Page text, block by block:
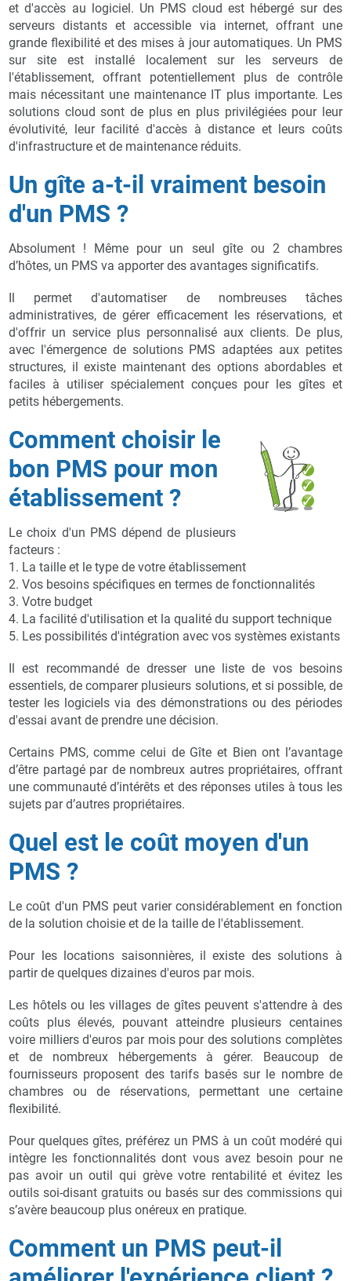
et d'accès au logiciel. Un PMS cloud est hébergé sur des
serveurs distants et accessible via internet, offrant une
grande flexibilité et des mises à jour automatiques. Un PMS
sur site est installé localement sur les serveurs de
l'établissement, offrant potentiellement plus de contrôle
mais nécessitant une maintenance IT plus importante. Les
solutions cloud sont de plus en plus privilégiées pour leur
évolutivité, leur facilité d'accès à distance et leurs coûts
d'infrastructure et de maintenance réduits.
Un gîte a-t-il vraiment besoin
d'un PMS ?
Absolument ! Même pour un seul gîte ou 2 chambres
d’hôtes, un PMS va apporter des avantages significatifs.
Il permet d'automatiser de nombreuses tâches
administratives, de gérer efficacement les réservations, et
d'offrir un service plus personnalisé aux clients. De plus,
avec l'émergence de solutions PMS adaptées aux petites
structures, il existe maintenant des options abordables et
faciles à utiliser spécialement conçues pour les gîtes et
petits hébergements.
Comment choisir le
bon PMS pour mon
établissement ?
Le choix d'un PMS dépend de plusieurs
facteurs :
1. La taille et le type de votre établissement
2. Vos besoins spécifiques en termes de fonctionnalités
3. Votre budget
4. La facilité d'utilisation et la qualité du support technique
5. Les possibilités d'intégration avec vos systèmes existants
Il est recommandé de dresser une liste de vos besoins
essentiels, de comparer plusieurs solutions, et si possible, de
tester les logiciels via des démonstrations ou des périodes
d'essai avant de prendre une décision.
Certains PMS, comme celui de Gîte et Bien ont l’avantage
d’être partagé par de nombreux autres propriétaires, offrant
une communauté d’intérêts et des réponses utiles à tous les
sujets par d’autres propriétaires.
Quel est le coût moyen d'un
PMS ?
Le coût d'un PMS peut varier considérablement en fonction
de la solution choisie et de la taille de l'établissement.
Pour les locations saisonnières, il existe des solutions à
partir de quelques dizaines d'euros par mois.
Les hôtels ou les villages de gîtes peuvent s'attendre à des
coûts plus élevés, pouvant atteindre plusieurs centaines
voire milliers d'euros par mois pour des solutions complètes
et de nombreux hébergements à gérer. Beaucoup de
fournisseurs proposent des tarifs basés sur le nombre de
chambres ou de réservations, permettant une certaine
flexibilité.
Pour quelques gîtes, préférez un PMS à un coût modéré qui
intègre les fonctionnalités dont vous avez besoin pour ne
pas avoir un outil qui grève votre rentabilité et évitez les
outils soi-disant gratuits ou basés sur des commissions qui
s’avère beaucoup plus onéreux en pratique.
Comment un PMS peut-il